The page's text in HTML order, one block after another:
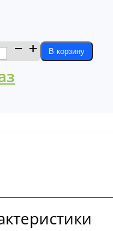
В корзину